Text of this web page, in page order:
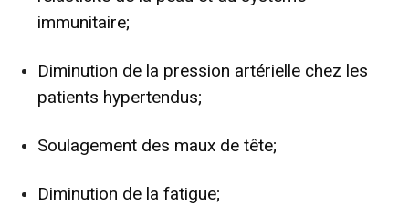
immunitaire;
Diminution de la pression artérielle chez les
patients hypertendus;
Soulagement des maux de tête;
Diminution de la fatigue;